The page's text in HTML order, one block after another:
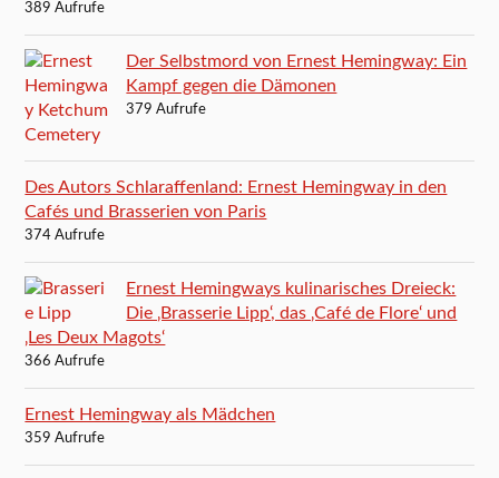
389 Aufrufe
Der Selbstmord von Ernest Hemingway: Ein
Kampf gegen die Dämonen
379 Aufrufe
Des Autors Schlaraffenland: Ernest Hemingway in den
Cafés und Brasserien von Paris
374 Aufrufe
Ernest Hemingways kulinarisches Dreieck:
Die ‚Brasserie Lipp‘, das ‚Café de Flore‘ und
‚Les Deux Magots‘
366 Aufrufe
Ernest Hemingway als Mädchen
359 Aufrufe